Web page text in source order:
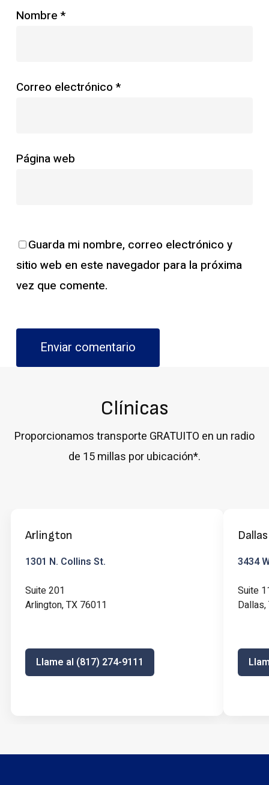
Nombre *
Correo electrónico *
Página web
Guarda mi nombre, correo electrónico y
sitio web en este navegador para la próxima
vez que comente.
Clínicas
Proporcionamos transporte GRATUITO en un radio
de 15 millas por ubicación*.
Arlington
1301 N. Collins St.
Suite 201
Arlington, TX 76011
Llame al (817) 274-9111
Dallas
3434
Suite